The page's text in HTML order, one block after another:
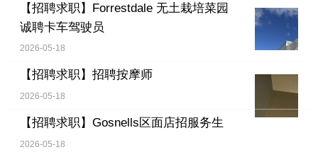
【招聘求职】 Forrestdale 无土栽培菜园
诚聘卡车驾驶员
2026-05-18
【招聘求职】 招聘按摩师
2026-05-18
【招聘求职】 Gosnells区面店招服务生
2026-05-18